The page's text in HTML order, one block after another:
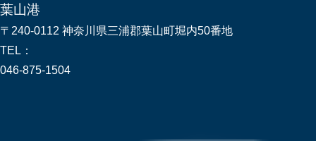
葉山港
〒240-0112 神奈川県三浦郡葉山町堀内50番地
TEL：
046-875-1504